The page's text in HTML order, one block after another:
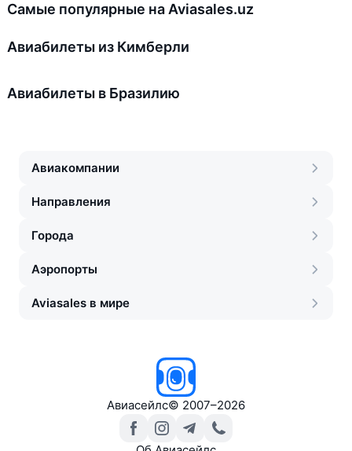
Самые популярные на Aviasales.uz
Авиабилеты из Кимберли
Авиабилеты в Бразилию
Авиакомпании
Направления
Города
Аэропорты
Aviasales в мире
Авиасейлс© 2007–2026